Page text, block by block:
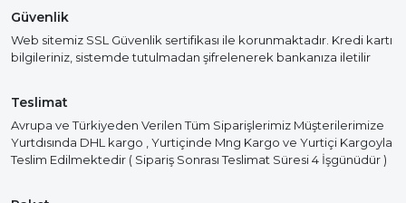
Güvenlik
Web sitemiz SSL Güvenlik sertifikası ile korunmaktadır. Kredi kartı
bilgileriniz, sistemde tutulmadan şifrelenerek bankanıza iletilir
Teslimat
Avrupa ve Türkiyeden Verilen Tüm Siparişlerimiz Müşterilerimize
Yurtdısında DHL kargo , Yurtiçinde Mng Kargo ve Yurtiçi Kargoyla
Teslim Edilmektedir ( Sipariş Sonrası Teslimat Süresi 4 İşgünüdür )